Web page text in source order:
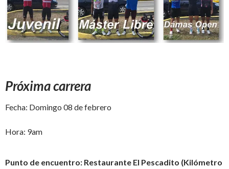
Próxima carrera
Fecha: Domingo 08 de febrero
Hora: 9am
Punto de encuentro: Restaurante El Pescadito (Kilómetro